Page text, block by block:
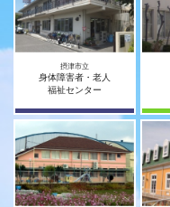
摂津市立
身体障害者・老人
福祉センター